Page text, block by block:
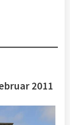
2011